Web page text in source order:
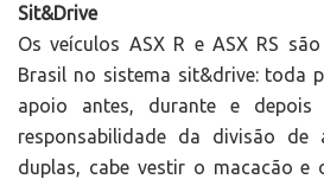
Sit&Drive
Os veículos ASX R e ASX RS
Brasil no sistema sit&drive: toda
apoio antes, durante e
responsabilidade da divisão de
duplas, cabe vestir o macacão e